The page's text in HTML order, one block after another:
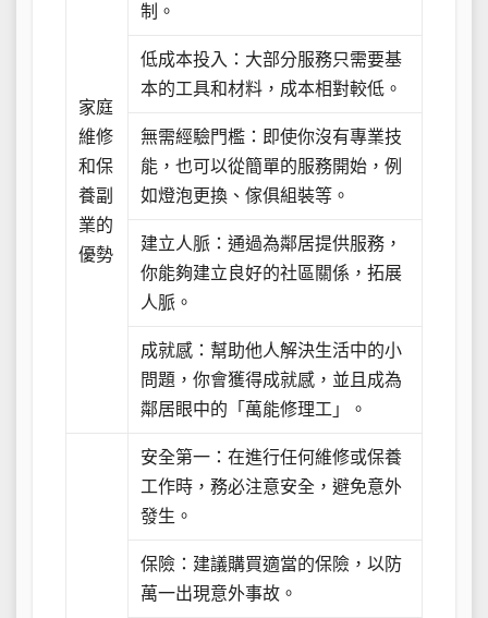
家庭
維修
和保
養副
業的
優勢
制。
低成本投入：大部分服務只需要基
本的工具和材料，成本相對較低。
無需經驗門檻：即使你沒有專業技
能，也可以從簡單的服務開始，例
如燈泡更換、傢俱組裝等。
建立人脈：通過為鄰居提供服務，
你能夠建立良好的社區關係，拓展
人脈。
成就感：幫助他人解決生活中的小
問題，你會獲得成就感，並且成為
鄰居眼中的「萬能修理工」。
安全第一：在進行任何維修或保養
工作時，務必注意安全，避免意外
發生。
保險：建議購買適當的保險，以防
萬一出現意外事故。